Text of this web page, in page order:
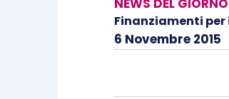
NEWS DEL GIORNO
Finanziamenti
6 Novembre 2015